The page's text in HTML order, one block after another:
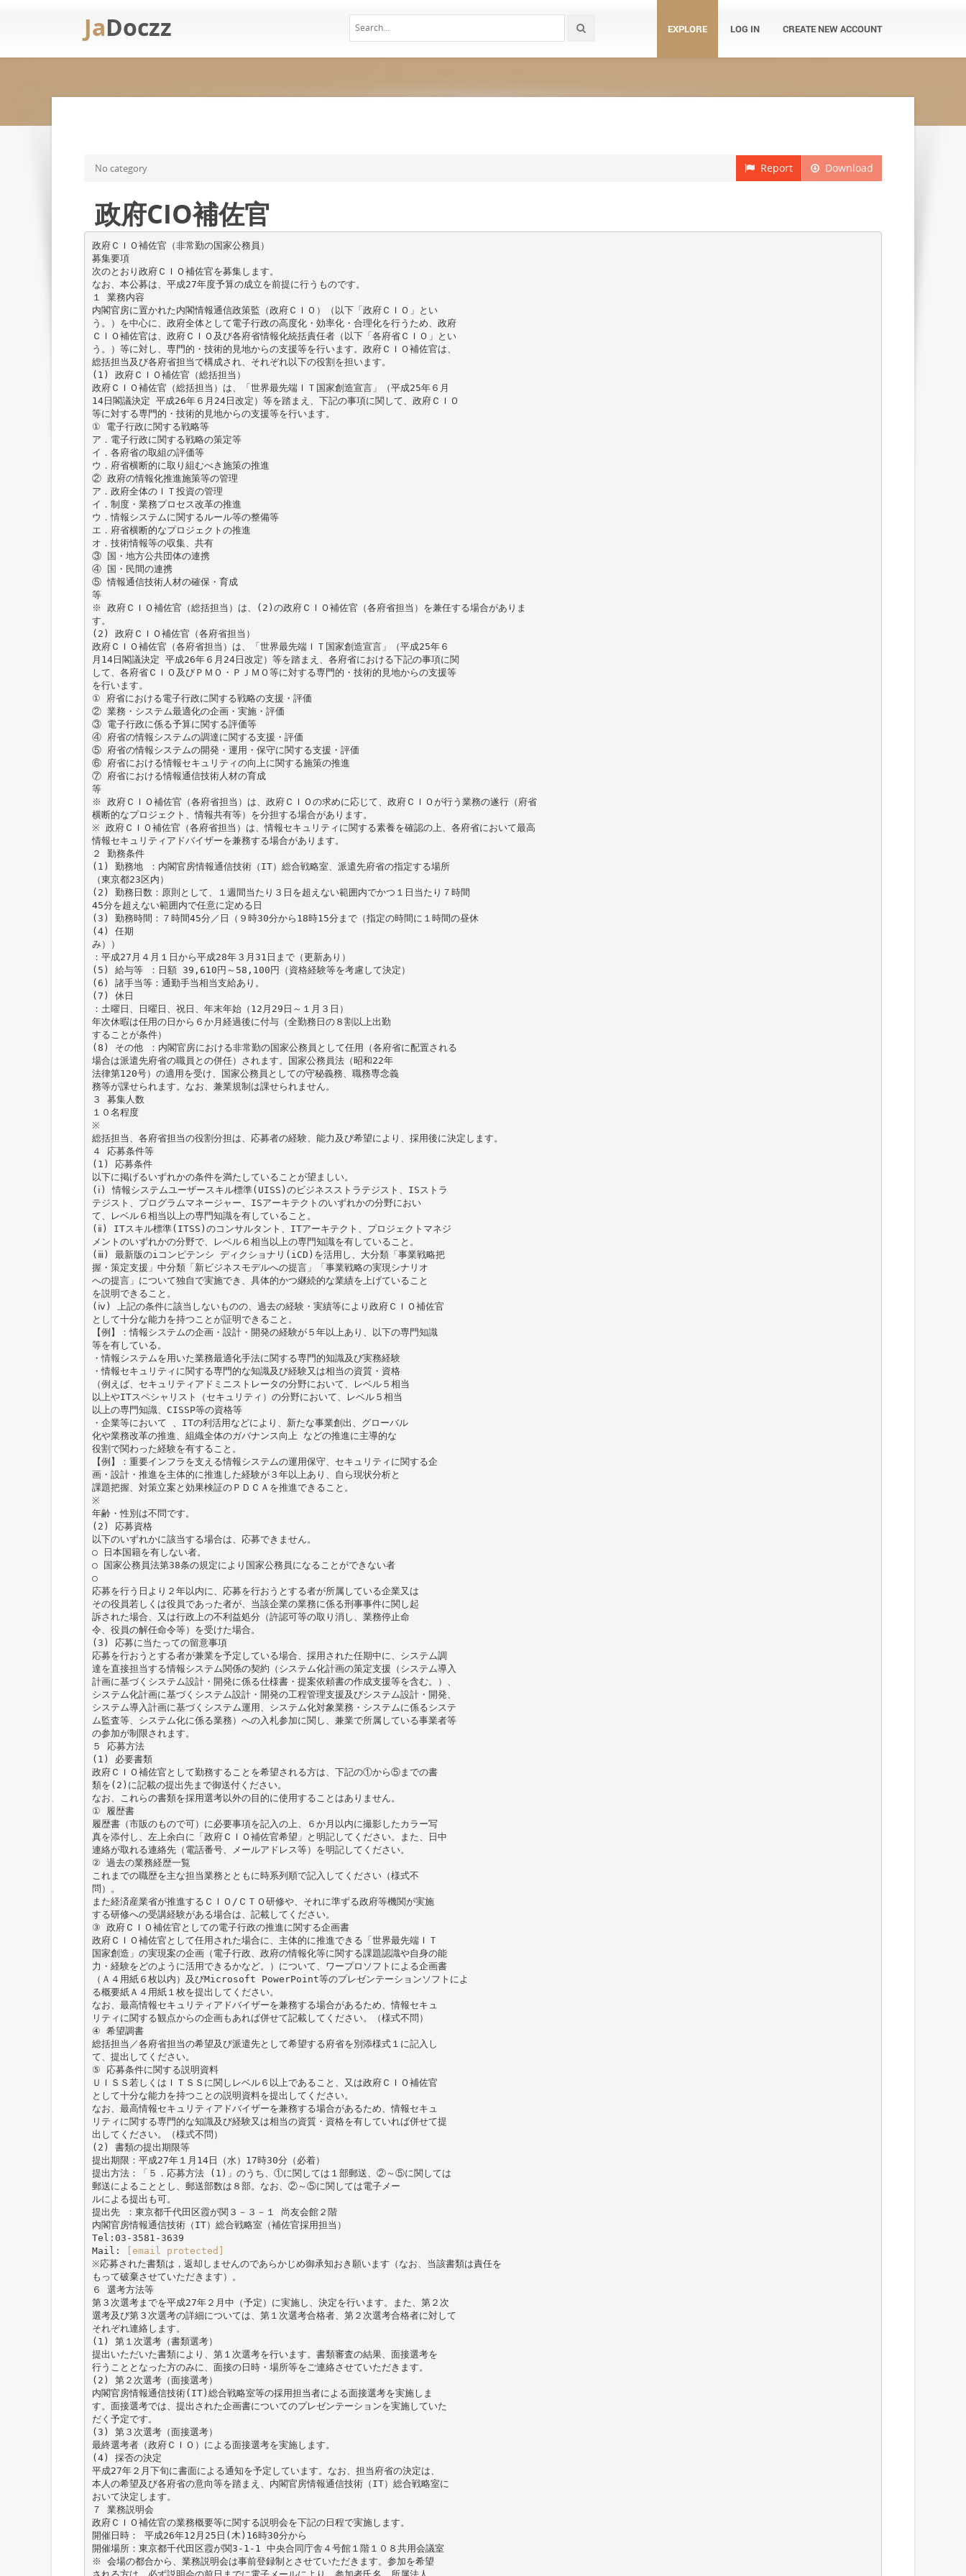
JaDoczz EXPLORE LOG IN CREATE NEW ACCOUNT
Download
Report
No category
政府CIO補佐官
政府ＣＩＯ補佐官（非常勤の国家公務員）
募集要項
次のとおり政府ＣＩＯ補佐官を募集します。
なお、本公募は、平成27年度予算の成立を前提に行うものです。
１ 業務内容
内閣官房に置かれた内閣情報通信政策監（政府ＣＩＯ）（以下「政府ＣＩＯ」とい
う。）を中心に、政府全体として電子行政の高度化・効率化・合理化を行うため、政府
ＣＩＯ補佐官は、政府ＣＩＯ及び各府省情報化統括責任者（以下「各府省ＣＩＯ」とい
う。）等に対し、専門的・技術的見地からの支援等を行います。政府ＣＩＯ補佐官は、
総括担当及び各府省担当で構成され、それぞれ以下の役割を担います。
(1) 政府ＣＩＯ補佐官（総括担当）
政府ＣＩＯ補佐官（総括担当）は、「世界最先端ＩＴ国家創造宣言」（平成25年６月
14日閣議決定 平成26年６月24日改定）等を踏まえ、下記の事項に関して、政府ＣＩＯ
等に対する専門的・技術的見地からの支援等を行います。
① 電子行政に関する戦略等
ア．電子行政に関する戦略の策定等
イ．各府省の取組の評価等
ウ．府省横断的に取り組むべき施策の推進
② 政府の情報化推進施策等の管理
ア．政府全体のＩＴ投資の管理
イ．制度・業務プロセス改革の推進
ウ．情報システムに関するルール等の整備等
エ．府省横断的なプロジェクトの推進
オ．技術情報等の収集、共有
③ 国・地方公共団体の連携
④ 国・民間の連携
⑤ 情報通信技術人材の確保・育成
等
※ 政府ＣＩＯ補佐官（総括担当）は、(2)の政府ＣＩＯ補佐官（各府省担当）を兼任する場合がありま
す。
(2) 政府ＣＩＯ補佐官（各府省担当）
政府ＣＩＯ補佐官（各府省担当）は、「世界最先端ＩＴ国家創造宣言」（平成25年６
月14日閣議決定 平成26年６月24日改定）等を踏まえ、各府省における下記の事項に関
して、各府省ＣＩＯ及びＰＭＯ・ＰＪＭＯ等に対する専門的・技術的見地からの支援等
を行います。
① 府省における電子行政に関する戦略の支援・評価
② 業務・システム最適化の企画・実施・評価
③ 電子行政に係る予算に関する評価等
④ 府省の情報システムの調達に関する支援・評価
⑤ 府省の情報システムの開発・運用・保守に関する支援・評価
⑥ 府省における情報セキュリティの向上に関する施策の推進
⑦ 府省における情報通信技術人材の育成
等
※ 政府ＣＩＯ補佐官（各府省担当）は、政府ＣＩＯの求めに応じて、政府ＣＩＯが行う業務の遂行（府省
横断的なプロジェクト、情報共有等）を分担する場合があります。
※ 政府ＣＩＯ補佐官（各府省担当）は、情報セキュリティに関する素養を確認の上、各府省において最高
情報セキュリティアドバイザーを兼務する場合があります。
２ 勤務条件
(1) 勤務地 ：内閣官房情報通信技術（IT）総合戦略室、派遣先府省の指定する場所
（東京都23区内）
(2) 勤務日数：原則として、１週間当たり３日を超えない範囲内でかつ１日当たり７時間
45分を超えない範囲内で任意に定める日
(3) 勤務時間：７時間45分／日（９時30分から18時15分まで（指定の時間に１時間の昼休
(4) 任期
み））
：平成27月４月１日から平成28年３月31日まで（更新あり）
(5) 給与等 ：日額 39,610円～58,100円（資格経験等を考慮して決定）
(6) 諸手当等：通勤手当相当支給あり。
(7) 休日
：土曜日、日曜日、祝日、年末年始（12月29日～１月３日）
年次休暇は任用の日から６か月経過後に付与（全勤務日の８割以上出勤
することが条件）
(8) その他 ：内閣官房における非常勤の国家公務員として任用（各府省に配置される
場合は派遣先府省の職員との併任）されます。国家公務員法（昭和22年
法律第120号）の適用を受け、国家公務員としての守秘義務、職務専念義
務等が課せられます。なお、兼業規制は課せられません。
３ 募集人数
１０名程度
※
総括担当、各府省担当の役割分担は、応募者の経験、能力及び希望により、採用後に決定します。
４ 応募条件等
(1) 応募条件
以下に掲げるいずれかの条件を満たしていることが望ましい。
(ⅰ) 情報システムユーザースキル標準(UISS)のビジネスストラテジスト、ISストラ
テジスト、プログラムマネージャー、ISアーキテクトのいずれかの分野におい
て、レベル６相当以上の専門知識を有していること。
(ⅱ) ITスキル標準(ITSS)のコンサルタント、ITアーキテクト、プロジェクトマネジ
メントのいずれかの分野で、レベル６相当以上の専門知識を有していること。
(ⅲ) 最新版のiコンピテンシ ディクショナリ(iCD)を活用し、大分類「事業戦略把
握・策定支援」中分類「新ビジネスモデルへの提言」「事業戦略の実現シナリオ
への提言」について独自で実施でき、具体的かつ継続的な業績を上げていること
を説明できること。
(ⅳ) 上記の条件に該当しないものの、過去の経験・実績等により政府ＣＩＯ補佐官
として十分な能力を持つことが証明できること。
【例】：情報システムの企画・設計・開発の経験が５年以上あり、以下の専門知識
等を有している。
・情報システムを用いた業務最適化手法に関する専門的知識及び実務経験
・情報セキュリティに関する専門的な知識及び経験又は相当の資質・資格
（例えば、セキュリティアドミニストレータの分野において、レベル５相当
以上やITスペシャリスト（セキュリティ）の分野において、レベル５相当
以上の専門知識、CISSP等の資格等
・企業等において 、ITの利活用などにより、新たな事業創出、グローバル
化や業務改革の推進、組織全体のガバナンス向上 などの推進に主導的な
役割で関わった経験を有すること。
【例】：重要インフラを支える情報システムの運用保守、セキュリティに関する企
画・設計・推進を主体的に推進した経験が３年以上あり、自ら現状分析と
課題把握、対策立案と効果検証のＰＤＣＡを推進できること。
※
年齢・性別は不問です。
(2) 応募資格
以下のいずれかに該当する場合は、応募できません。
○ 日本国籍を有しない者。
○ 国家公務員法第38条の規定により国家公務員になることができない者
○
応募を行う日より２年以内に、応募を行おうとする者が所属している企業又は
その役員若しくは役員であった者が、当該企業の業務に係る刑事事件に関し起
訴された場合、又は行政上の不利益処分（許認可等の取り消し、業務停止命
令、役員の解任命令等）を受けた場合。
(3) 応募に当たっての留意事項
応募を行おうとする者が兼業を予定している場合、採用された任期中に、システム調
達を直接担当する情報システム関係の契約（システム化計画の策定支援（システム導入
計画に基づくシステム設計・開発に係る仕様書・提案依頼書の作成支援等を含む。）、
システム化計画に基づくシステム設計・開発の工程管理支援及びシステム設計・開発、
システム導入計画に基づくシステム運用、システム化対象業務・システムに係るシステ
ム監査等、システム化に係る業務）への入札参加に関し、兼業で所属している事業者等
の参加が制限されます。
５ 応募方法
(1) 必要書類
政府ＣＩＯ補佐官として勤務することを希望される方は、下記の①から⑤までの書
類を(2)に記載の提出先まで御送付ください。
なお、これらの書類を採用選考以外の目的に使用することはありません。
① 履歴書
履歴書（市販のもので可）に必要事項を記入の上、６か月以内に撮影したカラー写
真を添付し、左上余白に「政府ＣＩＯ補佐官希望」と明記してください。また、日中
連絡が取れる連絡先（電話番号、メールアドレス等）を明記してください。
② 過去の業務経歴一覧
これまでの職歴を主な担当業務とともに時系列順で記入してください（様式不
問）。
また経済産業省が推進するＣＩＯ/ＣＴＯ研修や、それに準ずる政府等機関が実施
する研修への受講経験がある場合は、記載してください。
③ 政府ＣＩＯ補佐官としての電子行政の推進に関する企画書
政府ＣＩＯ補佐官として任用された場合に、主体的に推進できる「世界最先端ＩＴ
国家創造」の実現案の企画（電子行政、政府の情報化等に関する課題認識や自身の能
力・経験をどのように活用できるかなど。）について、ワープロソフトによる企画書
（Ａ４用紙６枚以内）及びMicrosoft PowerPoint等のプレゼンテーションソフトによ
る概要紙Ａ４用紙１枚を提出してください。
なお、最高情報セキュリティアドバイザーを兼務する場合があるため、情報セキュ
リティに関する観点からの企画もあれば併せて記載してください。（様式不問）
④ 希望調書
総括担当／各府省担当の希望及び派遣先として希望する府省を別添様式１に記入し
て、提出してください。
⑤ 応募条件に関する説明資料
ＵＩＳＳ若しくはＩＴＳＳに関しレベル６以上であること、又は政府ＣＩＯ補佐官
として十分な能力を持つことの説明資料を提出してください。
なお、最高情報セキュリティアドバイザーを兼務する場合があるため、情報セキュ
リティに関する専門的な知識及び経験又は相当の資質・資格を有していれば併せて提
出してください。（様式不問）
(2) 書類の提出期限等
提出期限：平成27年１月14日（水）17時30分（必着）
提出方法：「５．応募方法 (1)」のうち、①に関しては１部郵送、②～⑤に関しては
郵送によることとし、郵送部数は８部。なお、②～⑤に関しては電子メー
ルによる提出も可。
提出先 ：東京都千代田区霞が関３－３－１ 尚友会館２階
内閣官房情報通信技術（IT）総合戦略室（補佐官採用担当）
Tel:03-3581-3639
Mail:
[email protected]
※応募された書類は，返却しませんのであらかじめ御承知おき願います（なお、当該書類は責任を
もって破棄させていただきます）。
６ 選考方法等
第３次選考までを平成27年２月中（予定）に実施し、決定を行います。また、第２次
選考及び第３次選考の詳細については、第１次選考合格者、第２次選考合格者に対して
それぞれ連絡します。
(1) 第１次選考（書類選考）
提出いただいた書類により、第１次選考を行います。書類審査の結果、面接選考を
行うこととなった方のみに、面接の日時・場所等をご連絡させていただきます。
(2) 第２次選考（面接選考）
内閣官房情報通信技術(IT)総合戦略室等の採用担当者による面接選考を実施しま
す。面接選考では、提出された企画書についてのプレゼンテーションを実施していた
だく予定です。
(3) 第３次選考（面接選考）
最終選考者（政府ＣＩＯ）による面接選考を実施します。
(4) 採否の決定
平成27年２月下旬に書面による通知を予定しています。なお、担当府省の決定は、
本人の希望及び各府省の意向等を踏まえ、内閣官房情報通信技術（IT）総合戦略室に
おいて決定します。
７ 業務説明会
政府ＣＩＯ補佐官の業務概要等に関する説明会を下記の日程で実施します。
開催日時： 平成26年12月25日(木)16時30分から
開催場所：東京都千代田区霞が関3-1-1 中央合同庁舎４号館１階１０８共用会議室
※ 会場の都合から、業務説明会は事前登録制とさせていただきます。参加を希望
される方は、必ず説明会の前日までに電子メールにより、参加者氏名、所属法人